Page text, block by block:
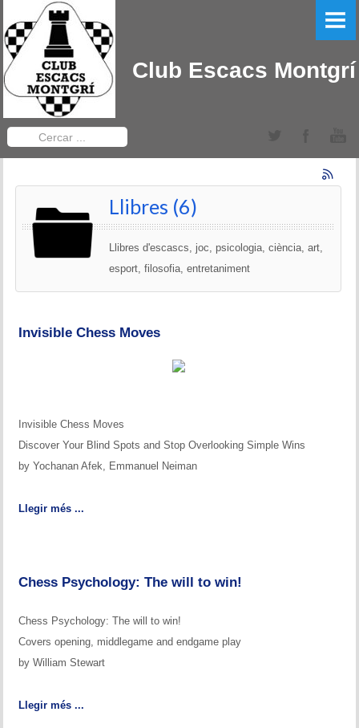
Club Escacs Montgrí
PORTADA
EL CLUB
LLIGA CATALANA
Equips Sub-12
Obert Baix Ter IRT Sub 2200
Torneig d'Edats Montgrí
Historial del torneig Montgrí
Historial del torneig de Nadal
Historial del torneig social
Historial del torneig llampec
Escacs Actius
INFORMACIÓ
...
Llibres (6)
Llibres d'escascs, joc, psicologia, ciència, art,
esport, filosofia, entretaniment
Invisible Chess Moves
Invisible Chess Moves
Discover Your Blind Spots and Stop Overlooking Simple Wins
by Yochanan Afek, Emmanuel Neiman
Llegir més ...
Chess Psychology: The will to win!
Chess Psychology: The will to win!
Covers opening, middlegame and endgame play
by William Stewart
Llegir més ...